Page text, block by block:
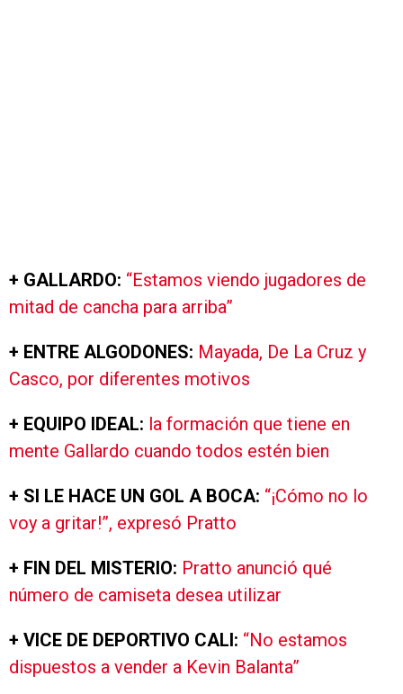
+ GALLARDO: “Estamos viendo jugadores de
mitad de cancha para arriba”
+ ENTRE ALGODONES: Mayada, De La Cruz y
Casco, por diferentes motivos
+ EQUIPO IDEAL: la formación que tiene en
mente Gallardo cuando todos estén bien
+ SI LE HACE UN GOL A BOCA: “¡Cómo no lo
voy a gritar!”, expresó Pratto
+ FIN DEL MISTERIO: Pratto anunció qué
número de camiseta desea utilizar
+ VICE DE DEPORTIVO CALI: “No estamos
dispuestos a vender a Kevin Balanta”